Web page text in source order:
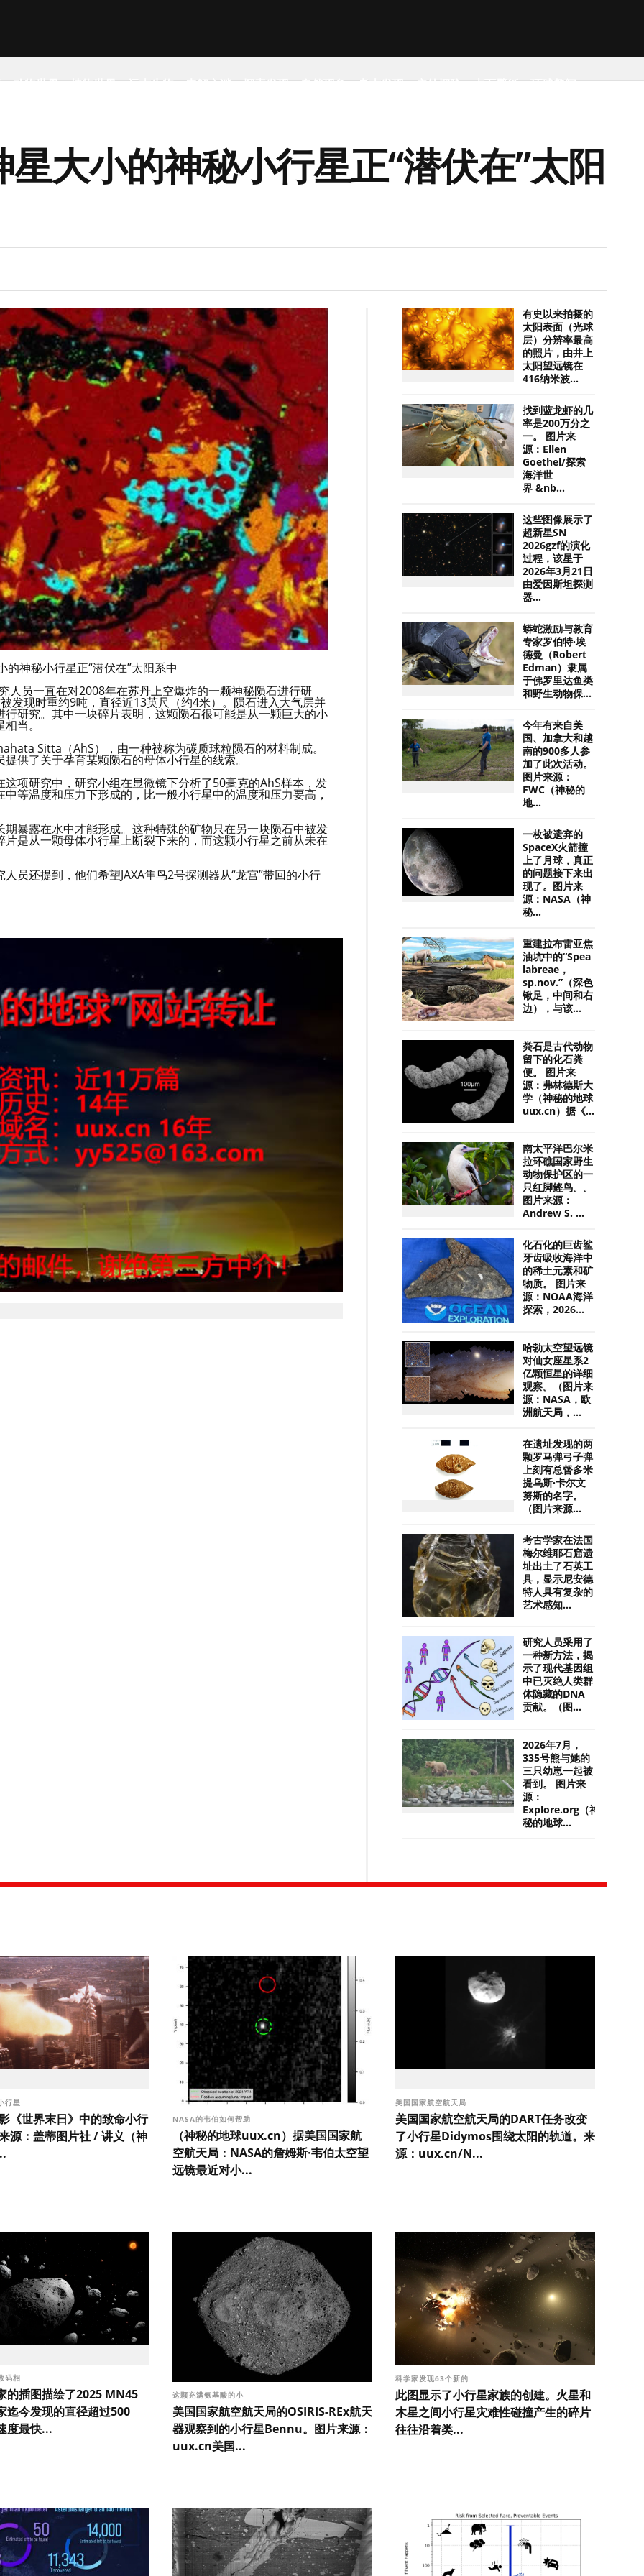
动物世界 植物世界 远古生物 未解之谜 探索发现 自然现象 考古发现 户外探险 桌面壁纸 环球趣闻
大小的神秘小行星正“潜伏在”太阳
的神秘小行星正“潜伏在”太阳系中
人员一直在对2008年在苏丹上空爆炸的一颗神秘陨石进行研
发现时重约9吨，直径近13英尺（约4米）。陨石进入大气层并
研究。其中一块碎片表明，这颗陨石很可能是从一颗巨大的小
当。
Sitta（AhS），由一种被称为碳质球粒陨石的材料制成。
供了关于孕育某颗陨石的母体小行星的线索。
项研究中，研究小组在显微镜下分析了50毫克的AhS样本，发
等温度和压力下形成的，比一般小行星中的温度和压力要高，
暴露在水中才能形成。这种特殊的矿物只在另一块陨石中被发
是从一颗母体小行星上断裂下来的，而这颗小行星之前从未在
员还提到，他们希望JAXA隼鸟2号探测器从“龙宫”带回的小行
有史以来拍摄的
太阳表面（光球
层）分辨率最高
的照片，由井上
太阳望远镜在
416纳米波...
找到蓝龙虾的几
率是200万分之
一。 图片来
源：Ellen
Goethel/探索
海洋世
界 &nb...
这些图像展示了
超新星SN
2026gzf的演化
过程，该星于
2026年3月21日
由爱因斯坦探测
器...
蟒蛇激励与教育
专家罗伯特·埃
德曼（Robert
Edman）隶属
于佛罗里达鱼类
和野生动物保...
今年有来自美
国、加拿大和越
南的900多人参
加了此次活动。
图片来源：
FWC（神秘的
地...
一枚被遗弃的
SpaceX火箭撞
上了月球，真正
的问题接下来出
现了。图片来
源：NASA（神
秘...
重建拉布雷亚焦
油坑中的“Spea
labreae，
sp.nov.”（深色
锹足，中间和右
边），与该...
粪石是古代动物
留下的化石粪
便。 图片来
源：弗林德斯大
学（神秘的地球
uux.cn）据《...
南太平洋巴尔米
拉环礁国家野生
动物保护区的一
只红脚鲣鸟。。
图片来源：
Andrew S. ...
化石化的巨齿鲨
牙齿吸收海洋中
的稀土元素和矿
物质。 图片来
源：NOAA海洋
探索，2026...
哈勃太空望远镜
对仙女座星系2
亿颗恒星的详细
观察。（图片来
源：NASA，欧
洲航天局，...
在遗址发现的两
颗罗马弹弓子弹
上刻有总督多米
提乌斯·卡尔文
努斯的名字。
（图片来源...
考古学家在法国
梅尔维耶石窟遗
址出土了石英工
具，显示尼安德
特人具有复杂的
艺术感知...
研究人员采用了
一种新方法，揭
示了现代基因组
中已灭绝人类群
体隐藏的DNA
贡献。（图...
2026年7月，
335号熊与她的
三只幼崽一起被
看到。 图片来
源：
Explore.org（神
秘的地球...
行星
《世界末日》中的致命小行
源：盖蒂图片社 / 讲义（神
NASA的韦伯如何帮助
（神秘的地球uux.cn）据美国国家航
空航天局：NASA的詹姆斯·韦伯太空望
远镜最近对小...
美国国家航空航天局
美国国家航空航天局的DART任务改变
了小行星Didymos围绕太阳的轨道。来
源：uux.cn/N...
码相
的插图描绘了2025 MN45
今发现的直径超过500
度最快...
这颗充满氨基酸的小
美国国家航空航天局的OSIRIS-REx航天
器观察到的小行星Bennu。图片来源：
uux.cn美国...
科学家发现63个新的
此图显示了小行星家族的创建。火星和
木星之间小行星灾难性碰撞产生的碎片
往往沿着类...